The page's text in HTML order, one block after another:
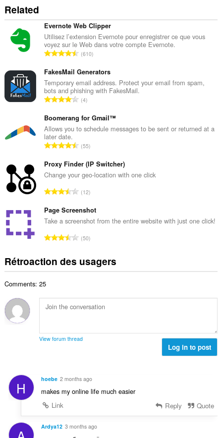
Related
Evernote Web Clipper
Utilisez l’extension Evernote pour enregistrer ce que vous
voyez sur le Web dans votre compte Evernote.
N
m
b
r
e
a
x
i
m
a
l
d
'
v
a
u
t
i
s
:
610
FakesMail Generators
Temporary email address. Protect your email from spam,
bots and phishing with FakesMail.
N
m
b
e
a
x
i
m
a
l
'
v
a
a
t
n
4
Boomerang for Gmail™
Allows you to schedule messages to be sent or returned at a
later date.
N
m
b
e
a
x
i
m
l
d
v
u
a
n
s
55
Proxy Finder (IP Switcher)
Change your geo-location with one click
N
m
b
e
a
x
a
l
é
u
a
o
n
12
Page Screenshot
Take a screenshot from the entire website with just one click!
N
m
b
m
a
m
'
v
l
u
50
Rétroaction des usagers
Comments: 25
View forum thread
Log in to post
H hoebe 2 months ago
makes my online life much easier
Link
Reply Quote
Ardya12 3 months ago